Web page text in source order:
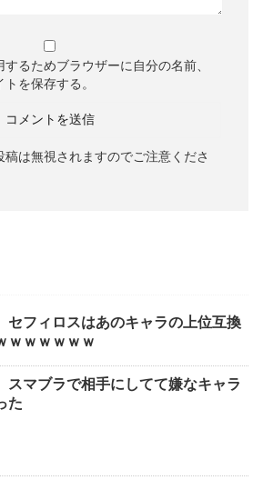
るためブラウザーに自分の名前、
を保存する。
稿は無視されますのでご注意くださ
セフィロスはあのキャラの上位互換
ｗｗｗｗｗｗ
スマブラで相手にしてて嫌なキャラ
た